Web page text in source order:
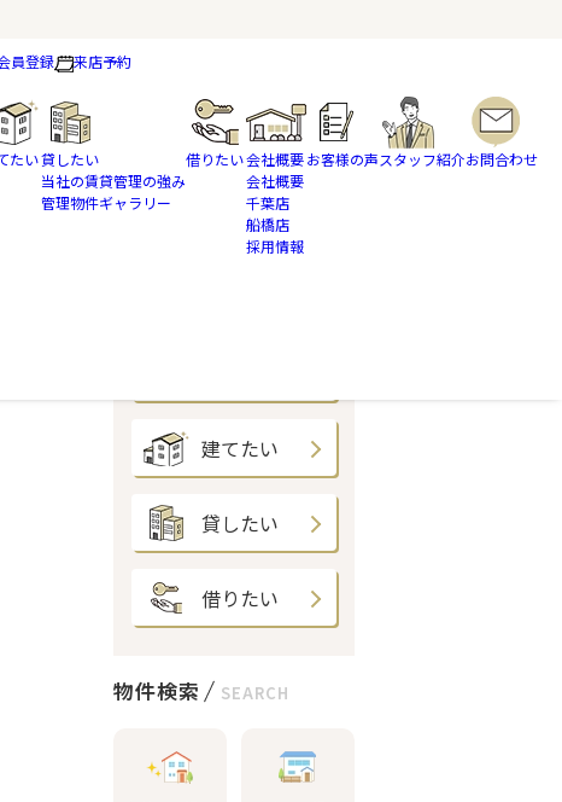
員登録 来店予約
たい貸したい
当社の賃貸管理の強み
管理物件ギャラリー
借りたい会社概要
会社概要
千葉店
船橋店
採用情報
お客様の声スタッフ紹介お問合わせ
建てたい
貸したい
借りたい
物件検索 SEARCH